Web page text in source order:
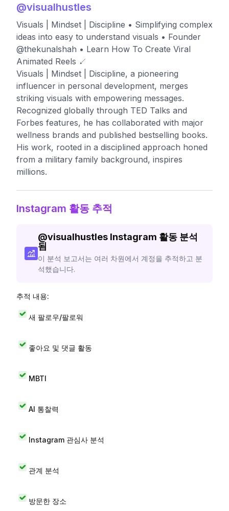
@visualhustles
Visuals | Mindset | Discipline • Simplifying complex
ideas into easy to understand visuals • Founder
@thekunalshah • Learn How To Create Viral
Animated Reels ↙️
Visuals | Mindset | Discipline, a pioneering
influencer in personal development, merges
striking visuals with empowering messages.
Recognized globally through TED Talks and
Forbes features, he has collaborated with major
wellness brands and published bestselling books.
His work, rooted in a disciplined approach honed
from a military family background, inspires
millions.
Instagram 활동 추적
@visualhustles Instagram 활동 분석
됨
이 분석 보고서는 여러 차원에서 계정을 추적하고 분
석했습니다.
추적 내용:
새 팔로우/팔로워
좋아요 및 댓글 활동
MBTI
AI 통찰력
Instagram 관심사 분석
관계 분석
방문한 장소